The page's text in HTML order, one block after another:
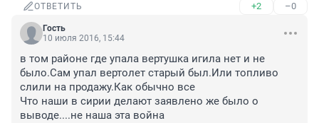
ОТВЕТИТЬ +2 –0
Гость
10 июля 2016, 15:44
в том районе где упала вертушка игила нет и не
было.Сам упал вертолет старый был.Или топливо
слили на продажу.Как обычно все
Что наши в сирии делают заявлено же было о
выводе....не наша эта война